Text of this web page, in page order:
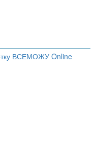
ВСЕМОЖУ Online